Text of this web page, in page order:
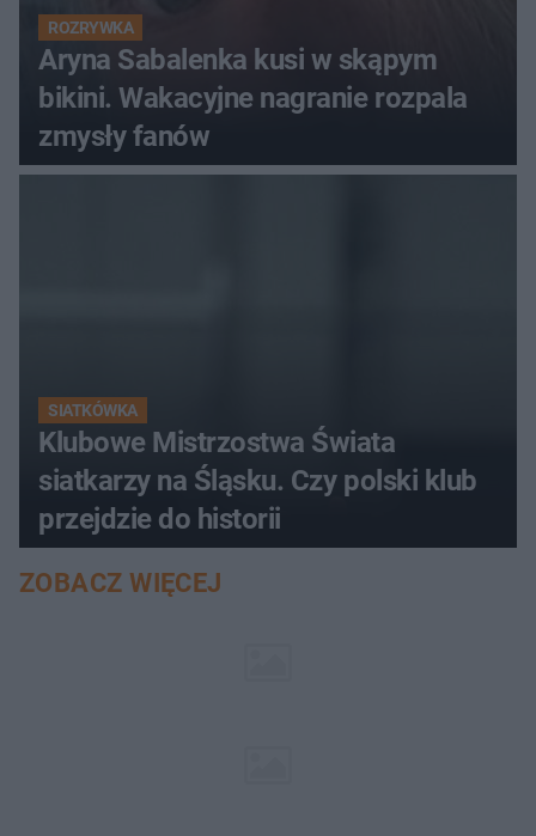
ROZRYWKA
Aryna Sabalenka kusi w skąpym
bikini. Wakacyjne nagranie rozpala
zmysły fanów
SIATKÓWKA
Klubowe Mistrzostwa Świata
siatkarzy na Śląsku. Czy polski klub
przejdzie do historii
ZOBACZ WIĘCEJ